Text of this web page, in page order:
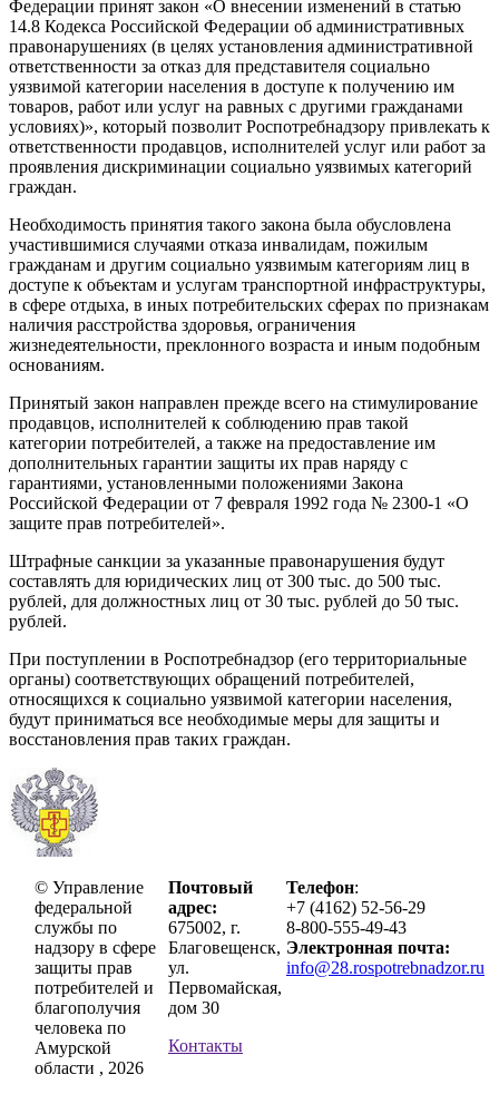
Федерации принят закон «О внесении изменений в статью
14.8 Кодекса Российской Федерации об административных
правонарушениях (в целях установления административной
ответственности за отказ для представителя социально
уязвимой категории населения в доступе к получению им
товаров, работ или услуг на равных с другими гражданами
условиях)», который позволит Роспотребнадзору привлекать к
ответственности продавцов, исполнителей услуг или работ за
проявления дискриминации социально уязвимых категорий
граждан.
Необходимость принятия такого закона была обусловлена
участившимися случаями отказа инвалидам, пожилым
гражданам и другим социально уязвимым категориям лиц в
доступе к объектам и услугам транспортной инфраструктуры,
в сфере отдыха, в иных потребительских сферах по признакам
наличия расстройства здоровья, ограничения
жизнедеятельности, преклонного возраста и иным подобным
основаниям.
Принятый закон направлен прежде всего на стимулирование
продавцов, исполнителей к соблюдению прав такой
категории потребителей, а также на предоставление им
дополнительных гарантии защиты их прав наряду с
гарантиями, установленными положениями Закона
Российской Федерации от 7 февраля 1992 года № 2300-1 «О
защите прав потребителей».
Штрафные санкции за указанные правонарушения будут
составлять для юридических лиц от 300 тыс. до 500 тыс.
рублей, для должностных лиц от 30 тыс. рублей до 50 тыс.
рублей.
При поступлении в Роспотребнадзор (его территориальные
органы) соответствующих обращений потребителей,
относящихся к социально уязвимой категории населения,
будут приниматься все необходимые меры для защиты и
восстановления прав таких граждан.
© Управление
федеральной
службы по
надзору в сфере
защиты прав
потребителей и
благополучия
человека по
Амурской
области , 2026
Почтовый
адрес:
675002, г.
Благовещенск,
ул.
Первомайская,
дом 30
Контакты
Телефон:
+7 (4162) 52-56-29
8-800-555-49-43
Электронная почта:
info@28.rospotrebnadzor.ru